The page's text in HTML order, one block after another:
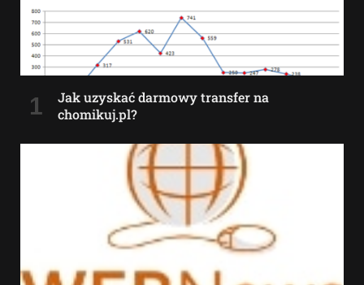
Jak uzyskać darmowy transfer na
chomikuj.pl?